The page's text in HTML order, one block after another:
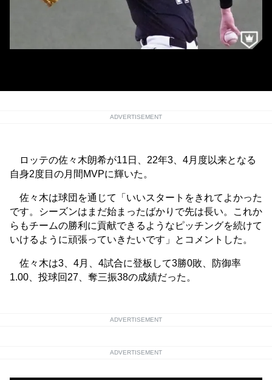
ADVERTISEMENT
ロッテの佐々木朗希が11日、22年3、4月度以来となる
自身2度目の月間MVPに輝いた。
佐々木は球団を通じて「いいスタートをきれてよかった
です。シーズンはまだ始まったばかりで先は長い。これか
らもチームの勝利に貢献できるようなピッチングを続けて
いけるように頑張っていきたいです」とコメントした。
佐々木は3、4月、4試合に登板して3勝0敗、防御率
1.00、投球回27、奪三振38の成績だった。
ADVERTISEMENT
ADVERTISEMENT